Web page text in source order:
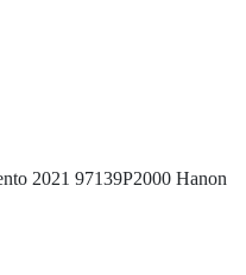
2021 97139P2000 Hanon